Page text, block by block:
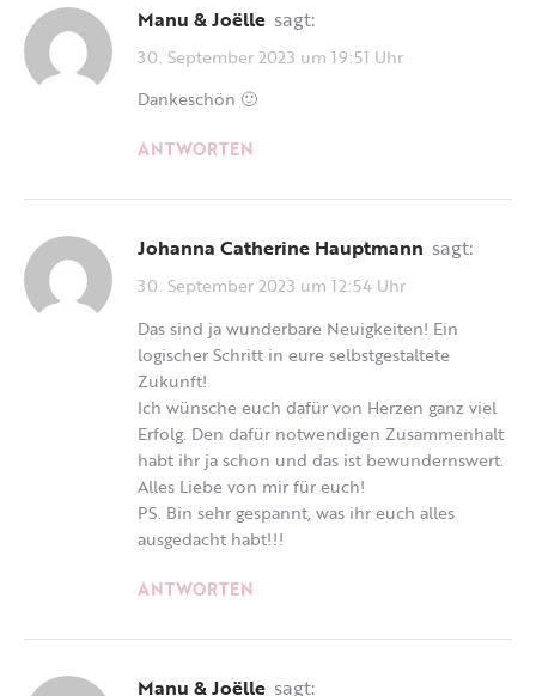
Manu & Joëlle sagt:
30. September 2023 um 19:51 Uhr
Dankeschön 🙂
ANTWORTEN
Johanna Catherine Hauptmann sagt:
30. September 2023 um 12:54 Uhr
Das sind ja wunderbare Neuigkeiten! Ein
logischer Schritt in eure selbstgestaltete
Zukunft!
Ich wünsche euch dafür von Herzen ganz viel
Erfolg. Den dafür notwendigen Zusammenhalt
habt ihr ja schon und das ist bewundernswert.
Alles Liebe von mir für euch!
PS. Bin sehr gespannt, was ihr euch alles
ausgedacht habt!!!
ANTWORTEN
Manu & Joëlle sagt: